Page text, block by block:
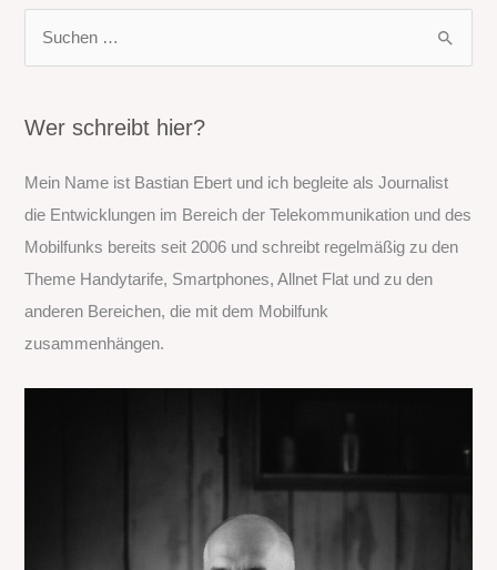
h
n
n
a
h
:
Wer schreibt hier?
Mein Name ist Bastian Ebert und ich begleite als Journalist
die Entwicklungen im Bereich der Telekommunikation und des
Mobilfunks bereits seit 2006 und schreibt regelmäßig zu den
Theme Handytarife, Smartphones, Allnet Flat und zu den
anderen Bereichen, die mit dem Mobilfunk
zusammenhängen.